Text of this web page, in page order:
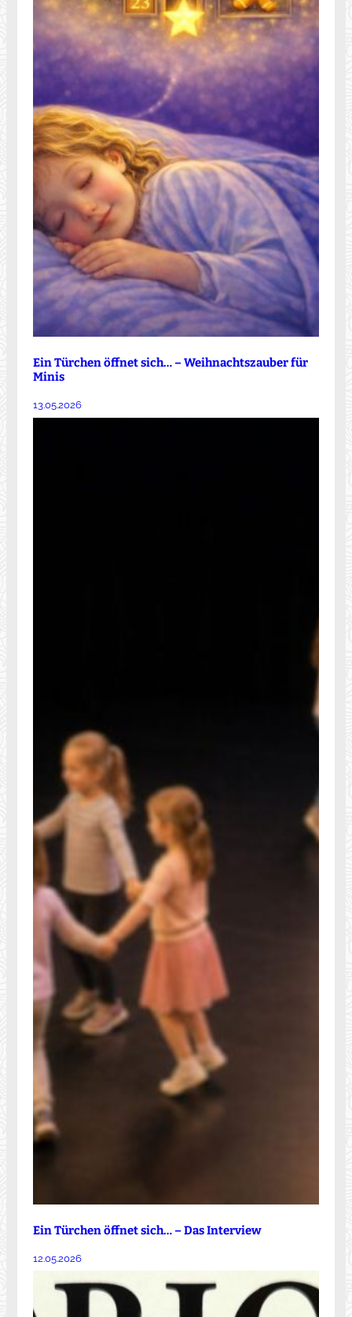
Ein Türchen öffnet sich… – Weihnachtszauber für
Minis
13.05.2026
Ein Türchen öffnet sich… – Das Interview
12.05.2026